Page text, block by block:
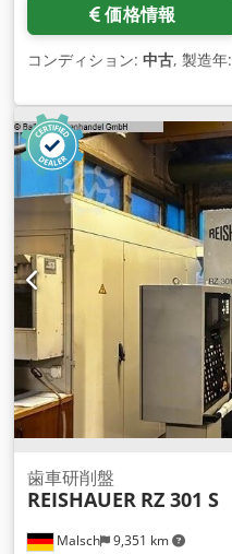
価格情報
コンディション: 中古, 製造年:
Malsch 9,351 km
歯車研削盤
REISHAUER RZ 301 S